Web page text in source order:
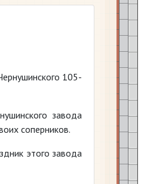
105-
завода
соперников.
этого завода